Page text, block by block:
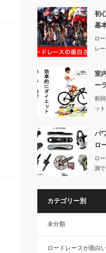
初
基
ロ
レ
室
ー
前
ッ
パ
ロ
ロ
測
カテゴリー別
未分類
ロードレースが面白